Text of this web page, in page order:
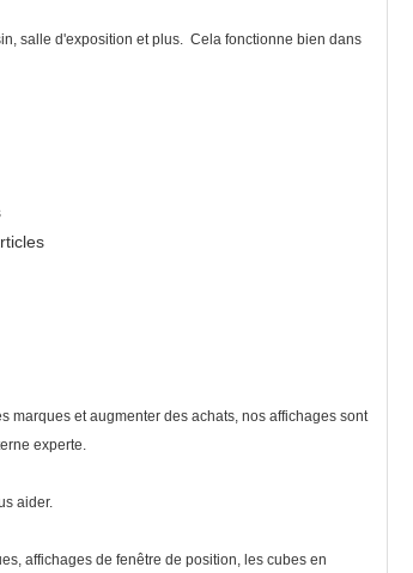
salle d'exposition et plus. Cela fonctionne bien dans
marques et augmenter des achats, nos affichages sont
experte.
aider.
affichages de fenêtre de position, les cubes en